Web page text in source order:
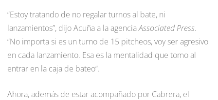
“Estoy tratando de no regalar turnos al bate, ni
lanzamientos”, dijo Acuña a la agenciaAssociated Press.
“No importa si es un turno de 15 pitcheos, voy ser agresivo
en cada lanzamiento. Esa es la mentalidad que tomo al
entrar en la caja de bateo”.
Ahora, además de estar acompañado por Cabrera, el